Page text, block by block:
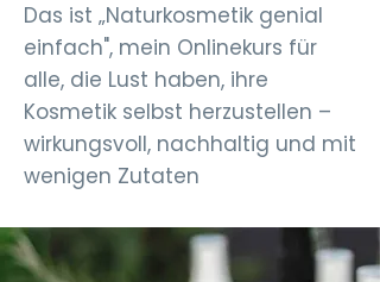
Das ist „Naturkosmetik genial
einfach", mein Onlinekurs für
alle, die Lust haben, ihre
Kosmetik selbst herzustellen –
wirkungsvoll, nachhaltig und mit
wenigen Zutaten